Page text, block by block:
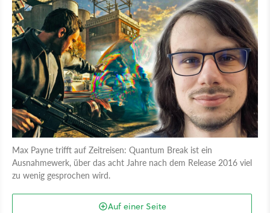
Max Payne trifft auf Zeitreisen: Quantum Break ist ein
Ausnahmewerk, über das acht Jahre nach dem Release 2016 viel
zu wenig gesprochen wird.
Auf einer Seite